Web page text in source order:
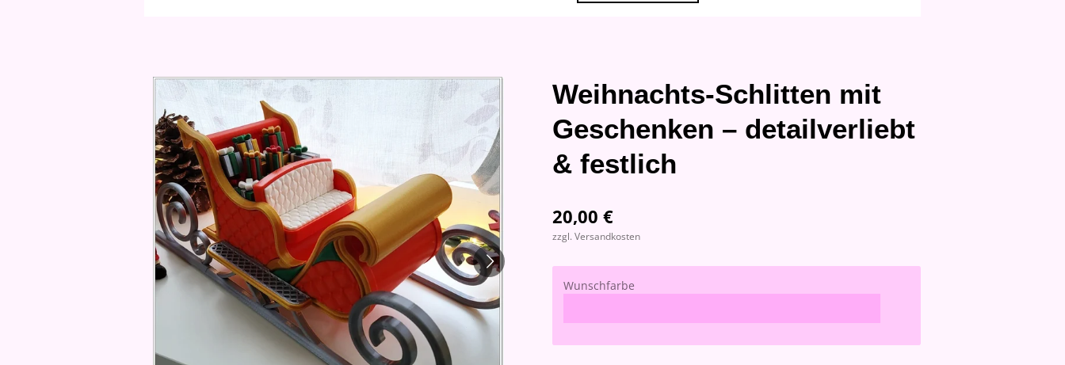
Weihnachts-Schlitten mit
Geschenken – detailverliebt
& festlich
20,00 €
zzgl. Versandkosten
Wunschfarbe